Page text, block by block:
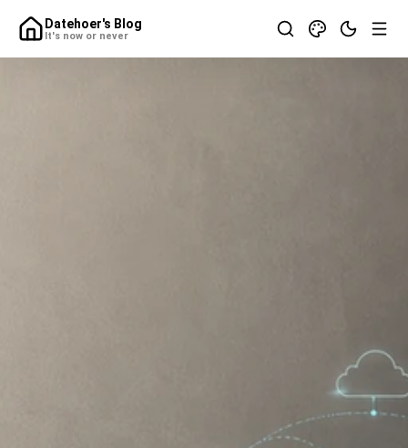
Datehoer's Blog
It's now or never